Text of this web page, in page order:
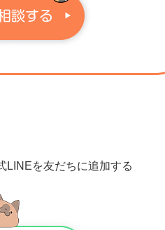
LINEを友だちに追加する